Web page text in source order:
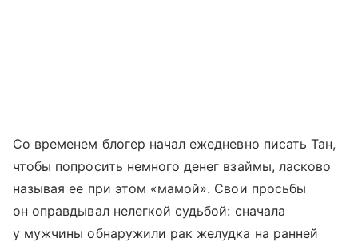
Со временем блогер начал ежедневно писать Тан,
чтобы попросить немного денег взаймы, ласково
называя ее при этом «мамой». Свои просьбы
он оправдывал нелегкой судьбой: сначала
у мужчины обнаружили рак желудка на ранней